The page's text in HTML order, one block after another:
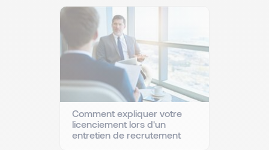
Comment expliquer votre
licenciement lors d'un
entretien de recrutement